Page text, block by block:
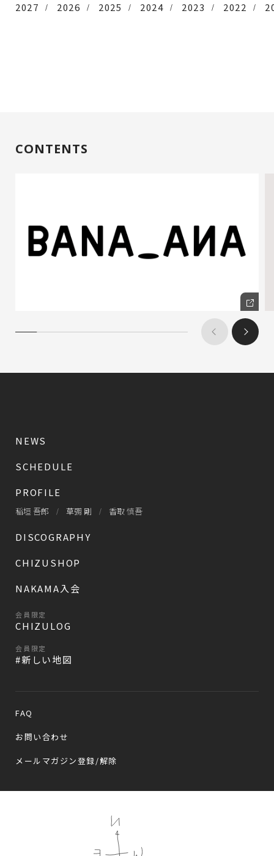
2027 2026 2025 2024 2023 2022
CONTENTS
NEWS
SCHEDULE
PROFILE
稲垣 吾郎 草彅 剛 香取 慎吾
DISCOGRAPHY
CHIZUSHOP
NAKAMA入会
会員限定
CHIZULOG
会員限定
#新しい地図
FAQ
お問い合わせ
メールマガジン登録/解除